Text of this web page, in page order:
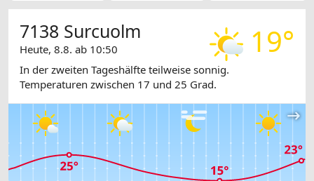
19°
7138 Surcuolm
Heute, 8.8. ab 10:50
In der zweiten Tageshälfte teilweise sonnig.
Temperaturen zwischen 17 und 25 Grad.